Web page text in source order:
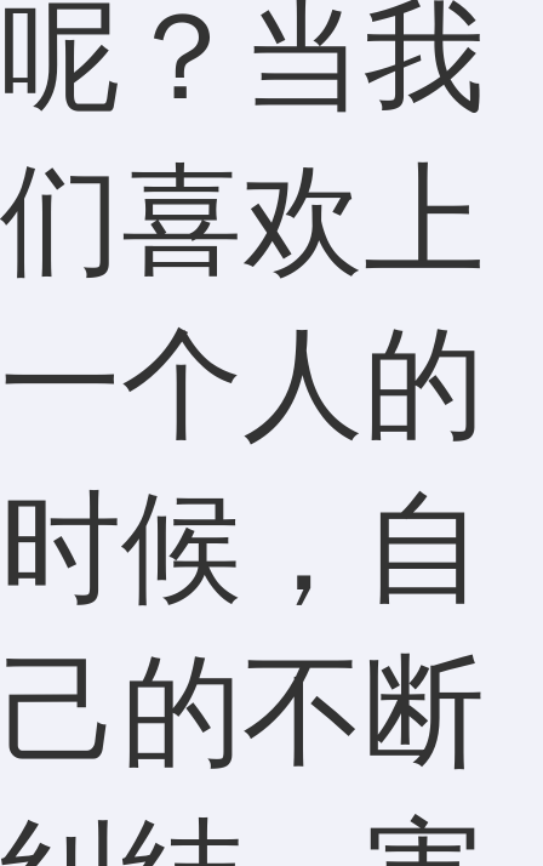
呢？当我
们喜欢上
一个人的
时候，自
己的不断